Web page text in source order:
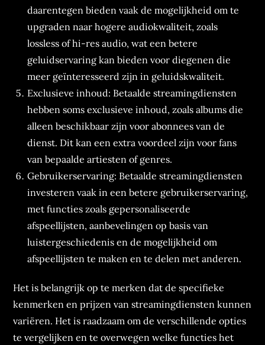
daarentegen bieden vaak de mogelijkheid om te
upgraden naar hogere audiokwaliteit, zoals
lossless of hi-res audio, wat een betere
geluidservaring kan bieden voor diegenen die
meer geïnteresseerd zijn in geluidskwaliteit.
Exclusieve inhoud: Betaalde streamingdiensten
hebben soms exclusieve inhoud, zoals albums die
alleen beschikbaar zijn voor abonnees van de
dienst. Dit kan een extra voordeel zijn voor fans
van bepaalde artiesten of genres.
Gebruikerservaring: Betaalde streamingdiensten
investeren vaak in een betere gebruikerservaring,
met functies zoals gepersonaliseerde
afspeellijsten, aanbevelingen op basis van
luistergeschiedenis en de mogelijkheid om
afspeellijsten te maken en te delen met anderen.
Het is belangrijk op te merken dat de specifieke
kenmerken en prijzen van streamingdiensten kunnen
variëren. Het is raadzaam om de verschillende opties
te vergelijken en te overwegen welke functies het